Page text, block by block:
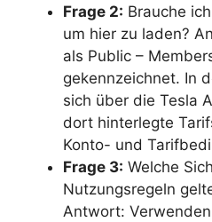
Frage 2: Brauche
um hier zu laden?
als Public –
gekennzeichnet. In
sich über die Tesla
dort hinterlegte
Konto- und
Frage 3: Welche
Nutzungsregeln
Antwort: